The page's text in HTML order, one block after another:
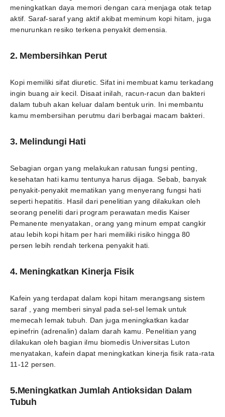
meningkatkan daya memori dengan cara menjaga otak tetap
aktif. Saraf-saraf yang aktif akibat meminum kopi hitam, juga
menurunkan resiko terkena penyakit demensia.
2. Membersihkan Perut
Kopi memiliki sifat diuretic. Sifat ini membuat kamu terkadang
ingin buang air kecil. Disaat inilah, racun-racun dan bakteri
dalam tubuh akan keluar dalam bentuk urin. Ini membantu
kamu membersihan perutmu dari berbagai macam bakteri.
3. Melindungi Hati
Sebagian organ yang melakukan ratusan fungsi penting,
kesehatan hati kamu tentunya harus dijaga. Sebab, banyak
penyakit-penyakit mematikan yang menyerang fungsi hati
seperti hepatitis. Hasil dari penelitian yang dilakukan oleh
seorang peneliti dari program perawatan medis Kaiser
Pemanente menyatakan, orang yang minum empat cangkir
atau lebih kopi hitam per hari memiliki risiko hingga 80
persen lebih rendah terkena penyakit hati.
4. Meningkatkan Kinerja Fisik
Kafein yang terdapat dalam kopi hitam merangsang sistem
saraf , yang memberi sinyal pada sel-sel lemak untuk
memecah lemak tubuh. Dan juga meningkatkan kadar
epinefrin (adrenalin) dalam darah kamu. Penelitian yang
dilakukan oleh bagian ilmu biomedis Universitas Luton
menyatakan, kafein dapat meningkatkan kinerja fisik rata-rata
11-12 persen.
5.Meningkatkan Jumlah Antioksidan Dalam
Tubuh